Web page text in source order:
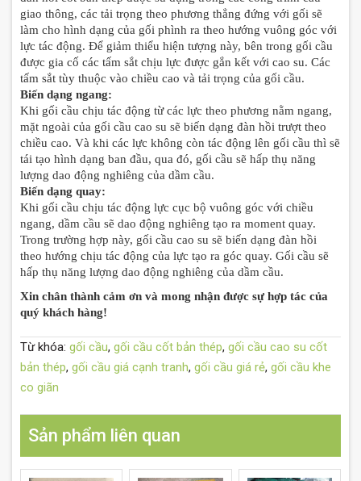
giao thông, các tải trọng theo phương thẳng đứng với gối sẽ
làm cho hình dạng của gối phình ra theo hướng vuông góc với
lực tác động. Để giảm thiểu hiện tượng này, bên trong gối cầu
được gia cố các tấm sắt chịu lực được gắn kết với cao su. Các
tấm sắt tùy thuộc vào chiều cao và tải trọng của gối cầu.
Biến dạng ngang:
Khi gối cầu chịu tác động từ các lực theo phương nằm ngang,
mặt ngoài của gối cầu cao su sẽ biến dạng đàn hồi trượt theo
chiều cao. Và khi các lực không còn tác động lên gối cầu thì sẽ
tái tạo hình dạng ban đầu, qua đó, gối cầu sẽ hấp thụ năng
lượng dao động nghiêng của dầm cầu.
Biến dạng quay:
Khi gối cầu chịu tác động lực cục bộ vuông góc với chiều
ngang, dầm cầu sẽ dao động nghiêng tạo ra moment quay.
Trong trường hợp này, gối cầu cao su sẽ biến dạng đàn hồi
theo hướng chịu tác động của lực tạo ra góc quay. Gối cầu sẽ
hấp thụ năng lượng dao động nghiêng của dầm cầu.
Xin chân thành cảm ơn và mong nhận được sự hợp tác của
quý khách hàng!
Từ khóa: gối cầu, gối cầu cốt bản thép, gối cầu cao su cốt
bản thép, gối cầu giá cạnh tranh, gối cầu giá rẻ, gối cầu khe
co giãn
Sản phẩm liên quan